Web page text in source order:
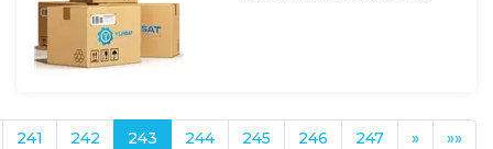
241 242 243 244 245 246 247 » »»